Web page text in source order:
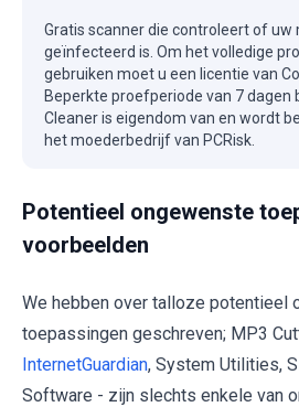
Gratis scanner die controleert of uw
geïnfecteerd is. Om het volledige
gebruiken moet u een licentie van
Beperkte proefperiode van 7 dagen
Cleaner is eigendom van en wordt
het moederbedrijf van PCRisk.
Potentieel ongewenste
voorbeelden
We hebben over talloze potentieel
toepassingen geschreven; MP3
InternetGuardian, System Utilities,
Software - zijn slechts enkele van